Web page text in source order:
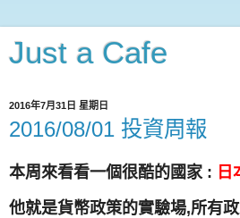
Just a Cafe
2016年7月31日 星期日
2016/08/01 投資周報
本周來看看一個很酷的國家 : 日
他就是貨幣政策的實驗場,所有